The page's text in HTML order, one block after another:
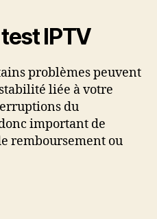
IPTV
problèmes peuvent
liée à votre
du
important de
remboursement ou